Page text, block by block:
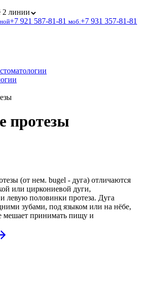
2 линии
+7 921 587‑81‑81 моб. +7 931 357‑81‑81
протезы
(от нем. bugel - дуга) отличаются
или циркониевой дуги,
левую половинки протеза. Дуга
зубами, под языком или на нёбе,
мешает принимать пищу и